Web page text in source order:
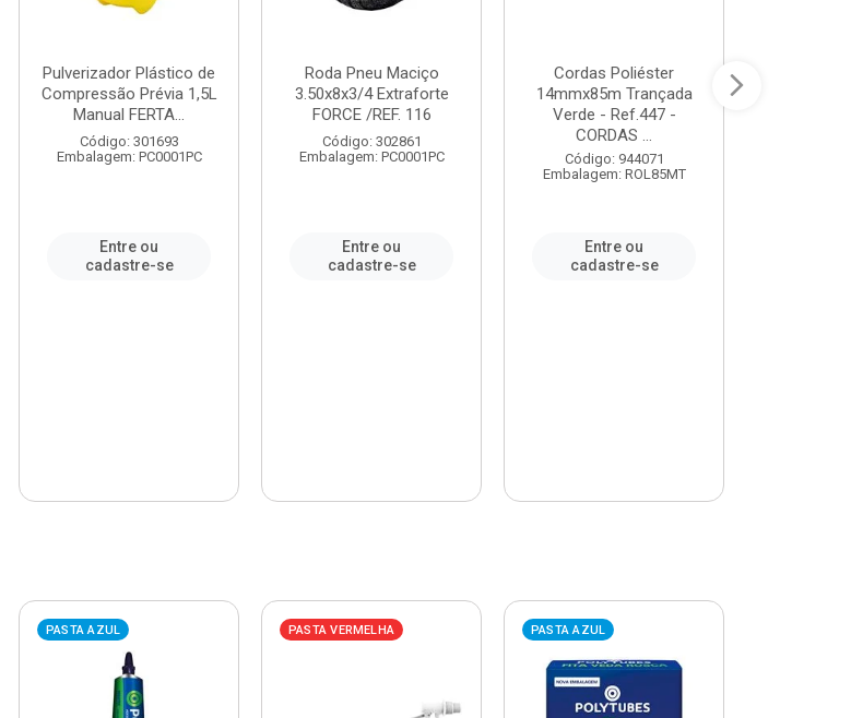
Pulverizador Plástico de
Compressão Prévia 1,5L
Manual FERTA...
Código: 301693
Embalagem: PC0001PC
Entre ou
cadastre-se
Roda Pneu Maciço
3.50x8x3/4 Extraforte
FORCE /REF. 116
Código: 302861
Embalagem: PC0001PC
Entre ou
cadastre-se
Cordas Poliéster
14mmx85m Trançada
Verde - Ref.447 -
CORDAS ...
Código: 944071
Embalagem: ROL85MT
Entre ou
cadastre-se
PASTA AZUL PASTA VERMELHA PASTA AZUL